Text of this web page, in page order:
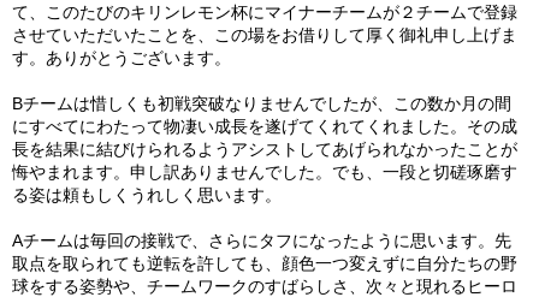
て、このたびのキリンレモン杯にマイナーチームが２チームで登録
させていただいたことを、この場をお借りして厚く御礼申し上げま
す。ありがとうございます。
Bチームは惜しくも初戦突破なりませんでしたが、この数か月の間
にすべてにわたって物凄い成長を遂げてくれてくれました。その成
長を結果に結びけられるようアシストしてあげられなかったことが
悔やまれます。申し訳ありませんでした。でも、一段と切磋琢磨す
る姿は頼もしくうれしく思います。
Aチームは毎回の接戦で、さらにタフになったように思います。先
取点を取られても逆転を許しても、顔色一つ変えずに自分たちの野
球をする姿勢や、チームワークのすばらしさ、次々と現れるヒーロ